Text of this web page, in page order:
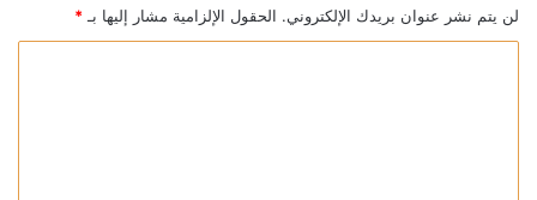
لن يتم نشر عنوان بريدك الإلكتروني. الحقول الإلزامية مشار إليها بـ *